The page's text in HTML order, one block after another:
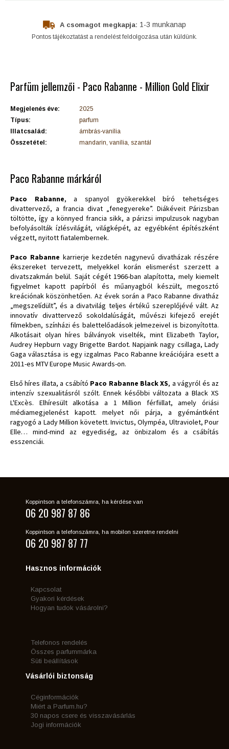
A csomagot megkapja: 1-3 munkanap
Pontos tájékoztatást a rendelést feldolgozása után küldünk.
Parfüm jellemzői - Paco Rabanne - Million Gold Elixir
Megjelenés éve:
2025
Típus:
parfum
Illatcsalád:
ámbrás-vanília
Összetétel:
mandarin, vanília, szantál
Paco Rabanne márkáról
Paco Rabanne, a spanyol gyökerekkel bíró tehetséges
divattervező, a francia divat „fenegyereke”. Diákéveit Párizsban
töltötte, így a könnyed francia sikk, a párizsi impulzusok nagyban
befolyásolták ízlésvilágát, világképét, az egyébként építészként
végzett, nyitott fiatalembernek.
Paco Rabanne karrierje kezdetén nagynevű divatházak részére
ékszereket tervezett, melyekkel korán elismerést szerzett a
divatszakmán belül. Saját cégét 1966-ban alapította, mely kiemelt
figyelmet kapott papírból és műanyagból készült, megosztó
kreációnak köszönhetően. Az évek során a Paco Rabanne divatház
„megszelídült”, és a divatvilág teljes értékű szereplőjévé vált. Az
innovatív divattervező sokoldalúságát, művészi kifejező erejét
filmekben, színházi és balettelőadások jelmezeivel is bizonyította.
Alkotásait olyan híres bálványok viselték, mint Elizabeth Taylor,
Audrey Hepburn vagy Brigette Bardot. Napjaink nagy csillaga, Lady
Gaga választása is egy izgalmas Paco Rabanne kreációjára esett a
2011-es MTV Europe Music Awards-on.
Első híres illata, a csábító Paco Rabanne Black XS, a vágyról és az
intenzív szexualitásról szólt. Ennek későbbi változata a Black XS
L'Excès. Elhíresült alkotása a 1 Million férfiillat, amely óriási
médiamegjelenést kapott. melyet női párja, a gyémántként
ragyogó a Lady Million követett. Invictus, Olympéa, Ultraviolet, Pour
Elle… mind-mind az egyediség, az önbizalom és a csábítás
esszenciái.
Koppintson a telefonszámra, ha kérdése van
06 20 987 87 86
Koppintson a telefonszámra, ha mobilon szeretne rendelni
06 20 987 87 77
Hasznos információk
Kapcsolat
Gyakori kérdések
Hogyan tudok vásárolni?
Telefonos rendelés
Összes parfummárka
Süti beállítások
Vásárlói biztonság
Céginformációk
Miért a Parfum.hu?
30 napos csere és visszavásárlás
Jogi információk